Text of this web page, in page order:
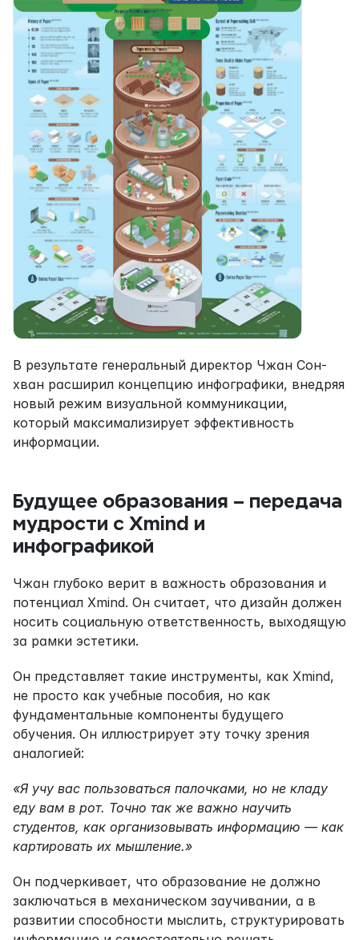
В результате генеральный директор Чжан Сон-
хван расширил концепцию инфографики, внедряя
новый режим визуальной коммуникации,
который максимализирует эффективность
информации.
Будущее образования – передача
мудрости с Xmind и
инфографикой
Чжан глубоко верит в важность образования и
потенциал Xmind. Он считает, что дизайн должен
носить социальную ответственность, выходящую
за рамки эстетики.
Он представляет такие инструменты, как Xmind,
не просто как учебные пособия, но как
фундаментальные компоненты будущего
обучения. Он иллюстрирует эту точку зрения
аналогией:
«Я учу вас пользоваться палочками, но не кладу
еду вам в рот. Точно так же важно научить
студентов, как организовывать информацию — как
картировать их мышление.»
Он подчеркивает, что образование не должно
заключаться в механическом заучивании, а в
развитии способности мыслить, структурировать